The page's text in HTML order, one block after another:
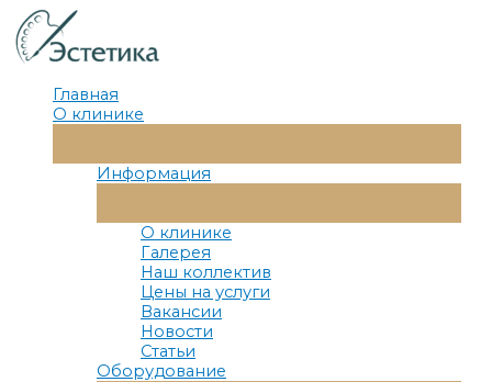
Перейти
к
содержимому
Главная
О клинике
Меню
Информация
Меню
О клинике
Галерея
Наш коллектив
Цены на услуги
Вакансии
Новости
Статьи
Оборудование